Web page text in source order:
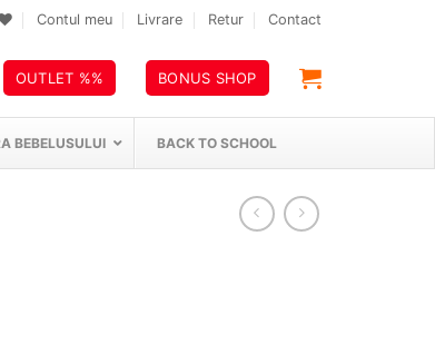
Contul meu Livrare Retur Contact
OUTLET %% BONUS SHOP
BEBELUSULUI BACK TO SCHOOL